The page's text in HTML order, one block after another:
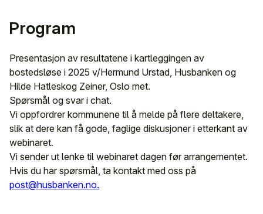
Program
Presentasjon av resultatene i kartleggingen av
bostedsløse i 2025 v/Hermund Urstad, Husbanken og
Hilde Hatleskog Zeiner, Oslo met.
Spørsmål og svar i chat.
Vi oppfordrer kommunene til å melde på flere deltakere,
slik at dere kan få gode, faglige diskusjoner i etterkant av
webinaret.
Vi sender ut lenke til webinaret dagen før arrangementet.
Hvis du har spørsmål, ta kontakt med oss på
post@husbanken.no.